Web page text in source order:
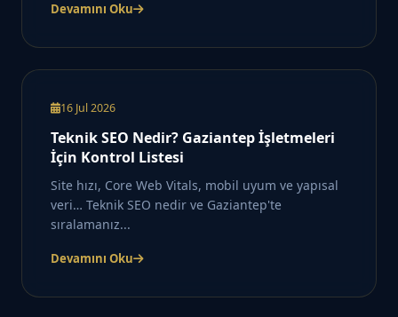
Devamını Oku
16 Jul 2026
Teknik SEO Nedir? Gaziantep İşletmeleri
İçin Kontrol Listesi
Site hızı, Core Web Vitals, mobil uyum ve yapısal
veri… Teknik SEO nedir ve Gaziantep'te
sıralamanız...
Devamını Oku